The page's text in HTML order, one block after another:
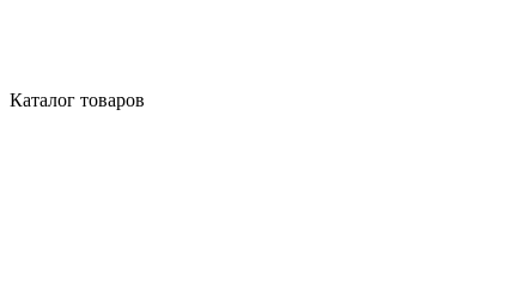
Каталог товаров